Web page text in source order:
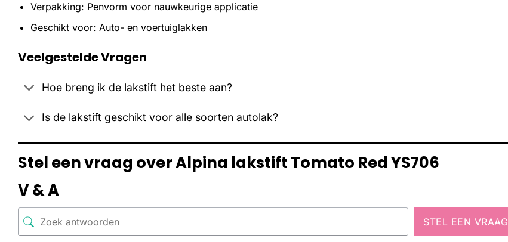
Verpakking: Penvorm voor nauwkeurige applicatie
Geschikt voor: Auto- en voertuiglakken
Veelgestelde Vragen
Hoe breng ik de lakstift het beste aan?
Is de lakstift geschikt voor alle soorten autolak?
Stel een vraag over Alpina lakstift Tomato Red YS706
V & A
STEL EEN VRAAG